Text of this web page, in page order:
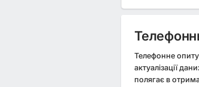
Телефонне
актуалізації
полягає в